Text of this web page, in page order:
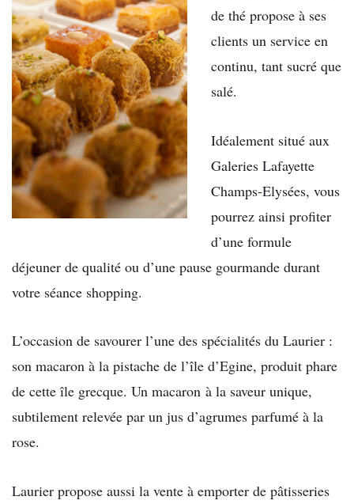
de thé propose à ses
clients un service en
continu, tant sucré que
salé.
Idéalement situé aux
Galeries Lafayette
Champs-Elysées, vous
pourrez ainsi profiter
d’une formule
déjeuner de qualité ou d’une pause gourmande durant
votre séance shopping.
L’occasion de savourer l’une des spécialités du Laurier :
son macaron à la pistache de l’île d’Egine, produit phare
de cette île grecque. Un macaron à la saveur unique,
subtilement relevée par un jus d’agrumes parfumé à la
rose.
Laurier propose aussi la vente à emporter de pâtisseries